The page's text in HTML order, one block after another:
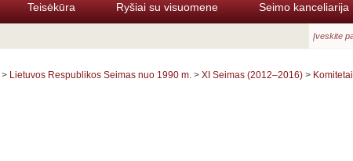
Teisėkūra Ryšiai su visuomene Seimo kanceliarija
> Lietuvos Respublikos Seimas nuo 1990 m. > XI Seimas (2012–2016) > Komitetai